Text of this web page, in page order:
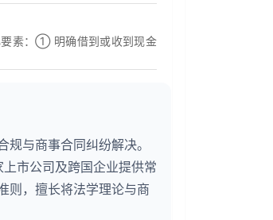
素：① 明确借到或收到现金
与商事合同纠纷解决。
市公司及跨国企业提供常
则，擅长将法学理论与商